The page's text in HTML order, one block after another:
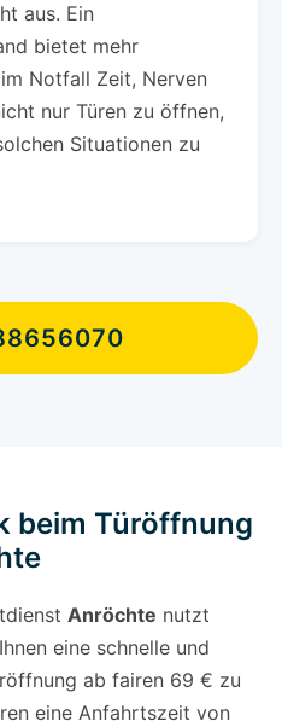
aus. Ein
bietet mehr
Notfall Zeit, Nerven
nur Türen zu öffnen,
Situationen zu
beim Türöffnung
Anröchte nutzt
eine schnelle und
ab fairen 69 € zu
eine Anfahrtszeit von